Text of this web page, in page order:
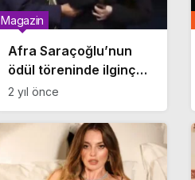
Afra Saraçoğlu’nun
ödül töreninde ilginç
anlar: Temastan
kaçındı!
Magazin
2 yıl önce